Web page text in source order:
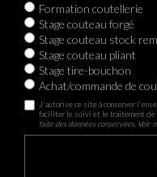
Formation coutellerie
Stage couteau forgé
Stage couteau stock
Stage couteau pliant
Stage tire-bouchon
Achat/commande de
J'autorise ce site à conserver
faciliter le suivi et le traitement de
faite des données conservées. Voir